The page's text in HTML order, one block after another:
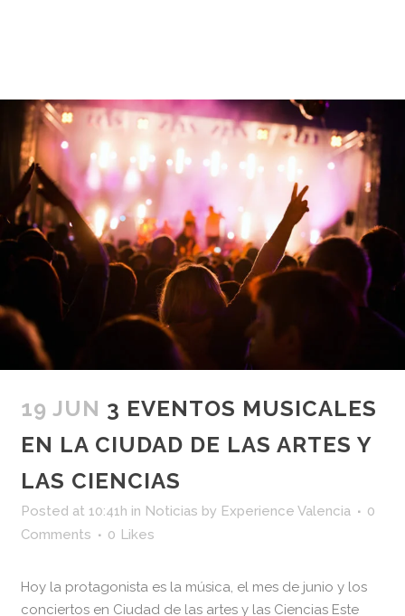
19 JUN 3 EVENTOS MUSICALES
EN LA CIUDAD DE LAS ARTES Y
LAS CIENCIAS
Posted at 10:41h in Noticias by Experience Valencia
0
Comments
0 Likes
Hoy la protagonista es la música, el mes de junio y los
conciertos en Ciudad de las artes y las Ciencias Este